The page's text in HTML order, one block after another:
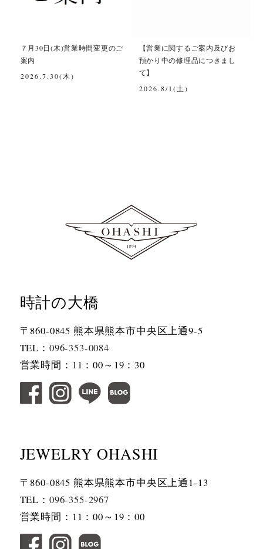
７月30日(木)営業時間変更のご
案内
2026.7.30(木)
【営業に関するご案内及びお
預かり中の修理品につきまし
て】
2026.8/1(土)
時計の大橋
〒860-0845 熊本県熊本市中央区上通9-5
TEL： 096-353-0084
営業時間：11：00～19：30
JEWELRY OHASHI
〒860-0845 熊本県熊本市中央区上通1-13
TEL： 096-355-2967
営業時間：11：00～19：00